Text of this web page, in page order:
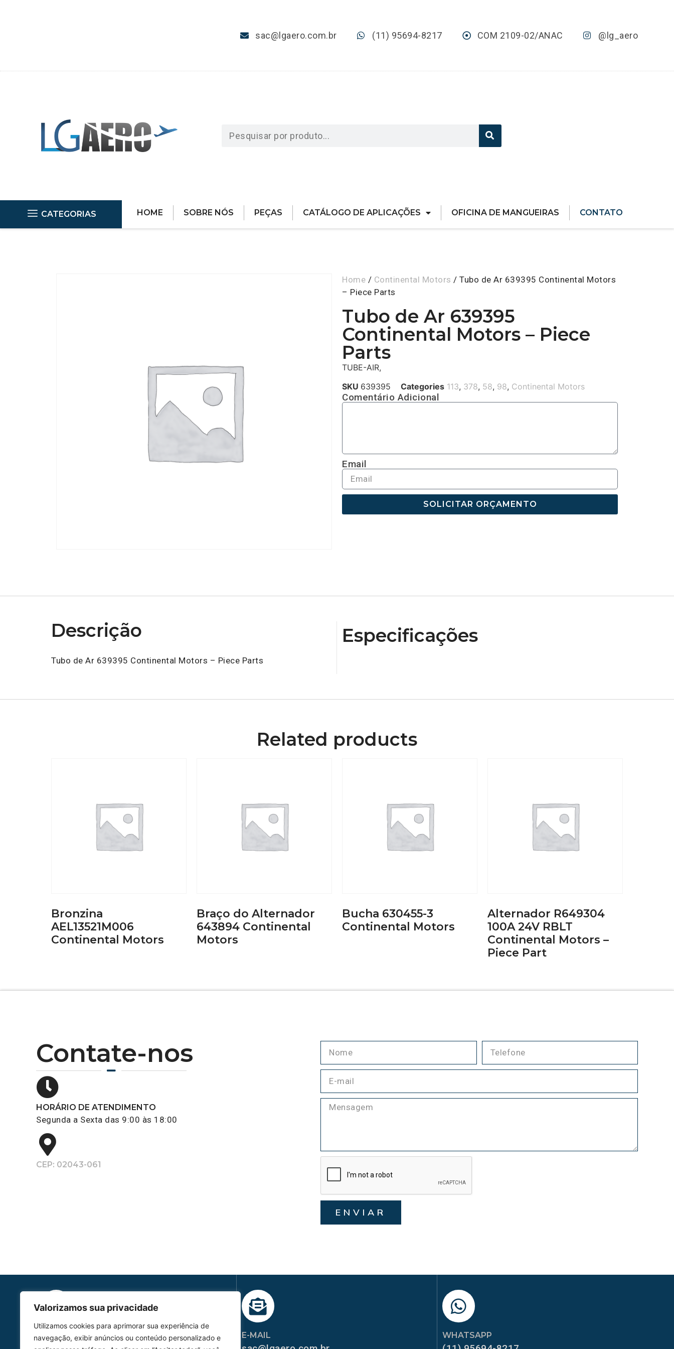
Valorizamos sua privacidade
Utilizamos cookies para aprimorar sua experiência de
navegação, exibir anúncios ou conteúdo personalizado e
sac@lgaero.com.br (11) 95694-8217 COM 2109-02/ANAC @lg_aero
CATEGORIAS HOME SOBRE NÓS PEÇAS CATÁLOGO DE APLICAÇÕES OFICINA DE MANGUEIRAS CONTATO
Home / Continental Motors / Tubo de Ar 639395 Continental Motors
– Piece Parts
Tubo de Ar 639395
Continental Motors – Piece
Parts
TUBE-AIR,
SKU 639395 Categories 113, 378, 58, 98, Continental Motors
Comentário Adicional
Email
SOLICITAR ORÇAMENTO
Descrição
Tubo de Ar 639395 Continental Motors – Piece Parts
Especificações
Related products
Bronzina
AEL13521M006
Continental Motors
Braço do Alternador
643894 Continental
Motors
Bucha 630455-3
Continental Motors
Alternador R649304
100A 24V RBLT
Continental Motors –
Piece Part
Contate-nos
HORÁRIO DE ATENDIMENTO
Segunda a Sexta das 9:00 às 18:00
CEP: 02043-061
ENVIAR
HOMOLGAÇÃO
COM 2109-02/ANAC
E-MAIL WHATSAPP